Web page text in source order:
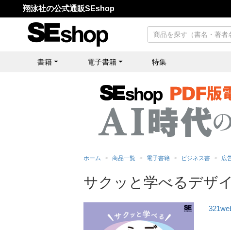
翔泳社の公式通販SEshop
書籍 電子書籍 特集
ホーム 商品一覧 電子書籍 ビジネス書 広
サクッと学べるデザ